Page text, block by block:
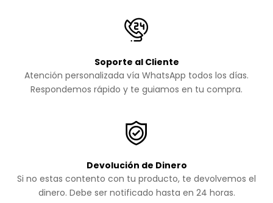
Soporte al Cliente
Atención personalizada vía WhatsApp todos los días.
Respondemos rápido y te guiamos en tu compra.
Devolución de Dinero
Si no estas contento con tu producto, te devolvemos el
dinero. Debe ser notificado hasta en 24 horas.